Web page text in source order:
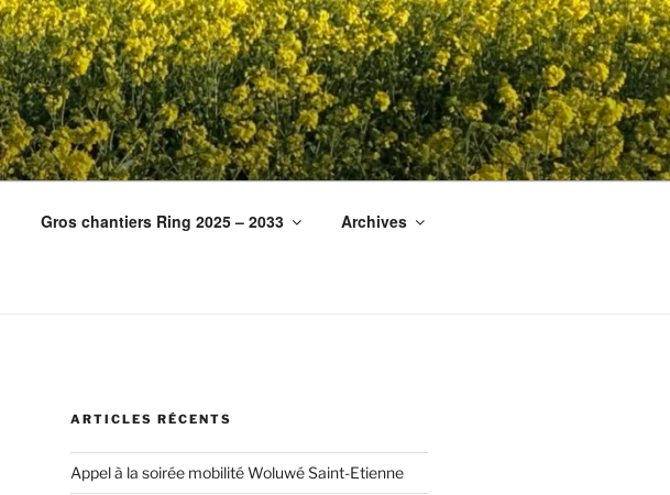
Gros chantiers Ring 2025 – 2033 Archives
ARTICLES RÉCENTS
Appel à la soirée mobilité Woluwé Saint-Etienne